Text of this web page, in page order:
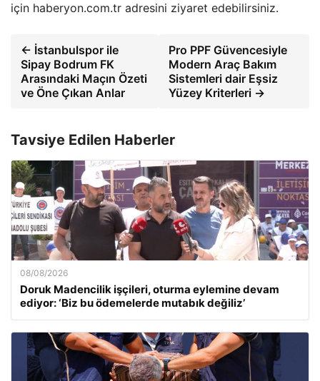
için haberyon.com.tr adresini ziyaret edebilirsiniz.
← İstanbulspor ile
Sipay Bodrum FK
Arasındaki Maçın Özeti
ve Öne Çıkan Anlar
Pro PPF Güvencesiyle
Modern Araç Bakım
Sistemleri dair Eşsiz
Yüzey Kriterleri →
Tavsiye Edilen Haberler
08/08/2026
Doruk Madencilik işçileri, oturma eylemine devam
ediyor: ‘Biz bu ödemelerde mutabık değiliz’